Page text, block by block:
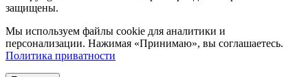
защищены.
Мы используем файлы cookie для аналитики и
персонализации. Нажимая «Принимаю», вы соглашаетесь.
Политика приватности